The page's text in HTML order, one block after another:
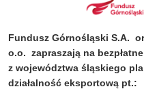
Fundusz Górnośląski S.A.
o.o. zapraszają na
z województwa śląskiego
działalność eksportową pt.: